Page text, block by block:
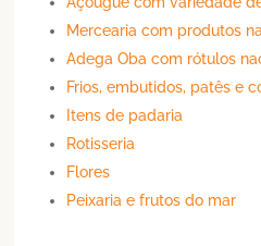
Mercearia com produtos
Adega Oba com rótulos
Frios, embutidos, patês e
Itens de padaria
Rotisseria
Flores
Peixaria e frutos do mar